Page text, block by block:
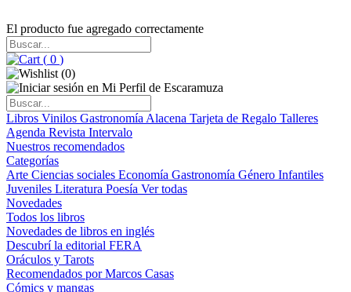
El producto fue agregado correctamente
( 0 )
(0)
Libros Vinilos Gastronomía Alacena Tarjeta de Regalo Talleres
Agenda Revista Intervalo
Nuestros recomendados
Categorías
Arte Ciencias sociales Economía Gastronomía Género Infantiles
Juveniles Literatura Poesía Ver todas
Novedades
Todos los libros
Novedades de libros en inglés
Descubrí la editorial FERA
Oráculos y Tarots
Recomendados por Marcos Casas
Cómics y mangas